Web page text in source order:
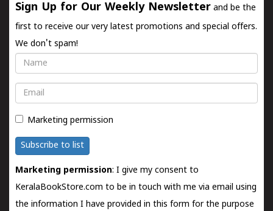
Sign Up for Our Weekly Newsletter and be the
first to receive our very latest promotions and special offers.
We don't spam!
Name
Email
Marketing permission
Subscribe to list
Marketing permission: I give my consent to
KeralaBookStore.com to be in touch with me via email using
the information I have provided in this form for the purpose